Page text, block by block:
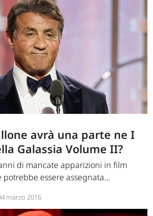
avrà una parte ne I
Galassia Volume II?
di mancate apparizioni in film
essere assegnata...
marzo 2016